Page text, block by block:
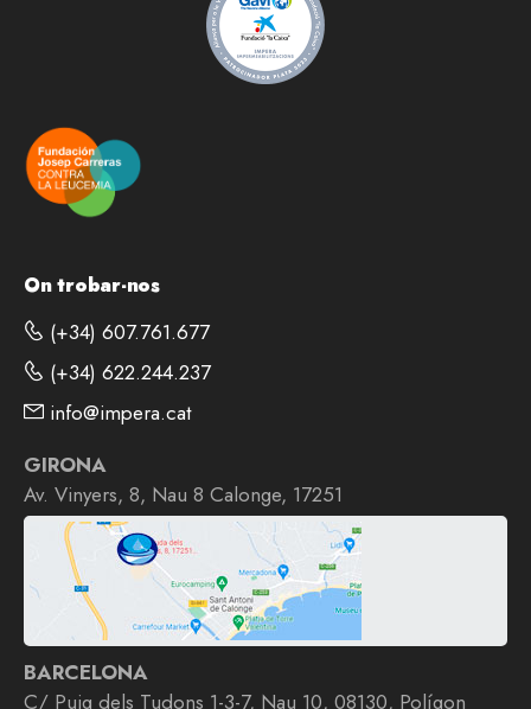
On trobar-nos
(+34) 607.761.677
(+34) 622.244.237
info@impera.cat
GIRONA
Av. Vinyers, 8, Nau 8 Calonge, 17251
BARCELONA
C/ Puig dels Tudons 1-3-7, Nau 10, 08130, Polígon